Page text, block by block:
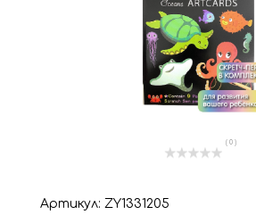
( 0 )
Артикул: ZY1331205